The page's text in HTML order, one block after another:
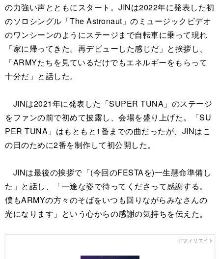
の力強い声とともにスタート。JINは2022年に発表した初
のソロシングル「The Astronaut」のミュージックビデオ
のワンシーンのようにステージまで自転車に乗って現れ
「家に帰ってきた。再デビューした感じだ」と挨拶し、
「ARMYたちを見ているだけでもエネルギーをもらって
十分だ」と話した。
JINは2021年に発表した「SUPER TUNA」のステージ
をファンの前で初めて披露し、会場を盛り上げた。「SU
PER TUNA」はもともと1番までの曲だったが、JINはこ
の日のために2番を制作して初公開した。
JINは最後の挨拶で「(今回のFESTAを)一生懸命準備し
た」と話し、「一途な姿で待ってくださって感謝する。
僕もARMYの方々のそばをいつも回りながらみなさんの
光になります」という心からの感謝の気持ちを伝えた。